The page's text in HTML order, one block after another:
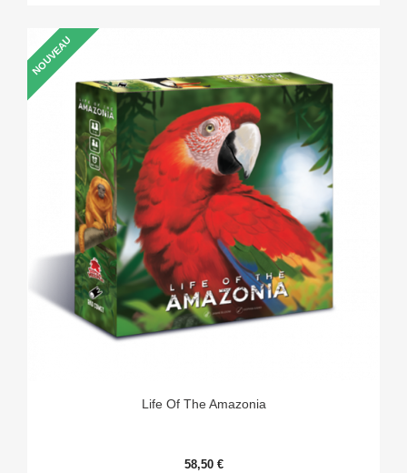
Life Of The Amazonia
58,50 €
NOUVEAU